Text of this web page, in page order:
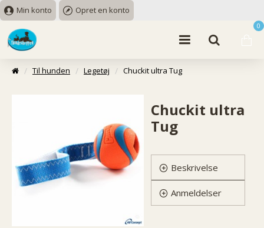
Min konto Opret en konto
0
Til hunden Legetøj Chuckit ultra Tug
Chuckit ultra
Tug
Beskrivelse
Anmeldelser